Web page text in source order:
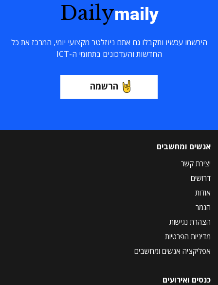
Dailymaily
הירשמו עכשיו ותקבלו גם אתם ניוזלטר מקצועי יומי, המרכז את כל
החדשות והעדכונים בתחומי ה-ICT
הרשמה
אנשים ומחשבים
יצירת קשר
דרושים
אודות
הנמר
הצהרת נגישות
מדיניות הפרטיות
אפליקציה אנשים ומחשבים
כנסים ואירועים